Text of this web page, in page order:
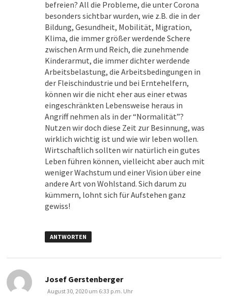
befreien? All die Probleme, die unter Corona
besonders sichtbar wurden, wie z.B. die in der
Bildung, Gesundheit, Mobilität, Migration,
Klima, die immer größer werdende Schere
zwischen Arm und Reich, die zunehmende
Kinderarmut, die immer dichter werdende
Arbeitsbelastung, die Arbeitsbedingungen in
der Fleischindustrie und bei Erntehelfern,
können wir die nicht eher aus einer etwas
eingeschränkten Lebensweise heraus in
Angriff nehmen als in der “Normalität”?
Nutzen wir doch diese Zeit zur Besinnung, was
wirklich wichtig ist und wie wir leben wollen.
Wirtschaftlich sollten wir natürlich ein gutes
Leben führen können, vielleicht aber auch mit
weniger Wachstum und einer Vision über eine
andere Art von Wohlstand. Sich darum zu
kümmern, lohnt sich für Aufstehen ganz
gewiss!
ANTWORTEN
Josef Gerstenbergersagt:
August 30, 2020 um 6:33 p.m. Uhr